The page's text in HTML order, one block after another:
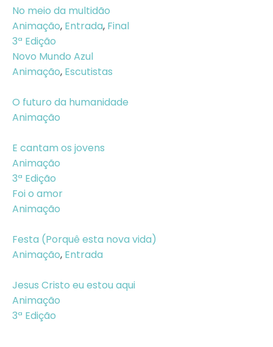
No meio da multidão
Animação, Entrada, Final
3ª Edição
Novo Mundo Azul
Animação, Escutistas
O futuro da humanidade
Animação
E cantam os jovens
Animação
3ª Edição
Foi o amor
Animação
Festa (Porquê esta nova vida)
Animação, Entrada
Jesus Cristo eu estou aqui
Animação
3ª Edição